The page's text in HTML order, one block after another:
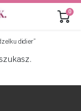
0
didier”